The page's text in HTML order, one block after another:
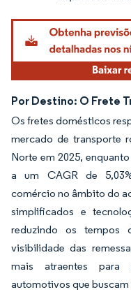
Por Destino: O Frete
Os fretes domésticos
mercado de transporte
Norte em 2025,
a um CAGR de
comércio no âmbito do
simplificados e
reduzindo os tempos
visibilidade das
mais atraentes para
automotivos que